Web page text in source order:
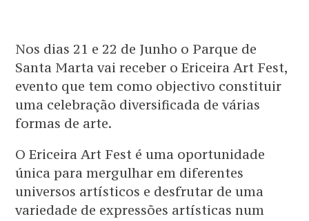
Nos dias 21 e 22 de Junho o Parque de
Santa Marta vai receber o Ericeira Art Fest,
evento que tem como objectivo constituir
uma celebração diversificada de várias
formas de arte.
O Ericeira Art Fest é uma oportunidade
única para mergulhar em diferentes
universos artísticos e desfrutar de uma
variedade de expressões artísticas num